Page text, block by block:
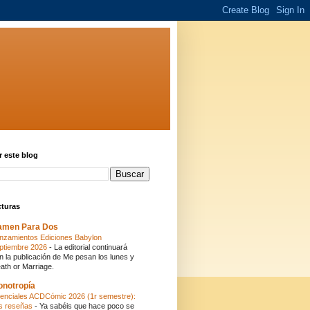
este blog
Para Dos
Ediciones Babylon
2026 - La editorial continuará
la publicación de Me pesan los lunes y
or Marriage.
ACDCómic 2026 (1r semestre):
reseñas - Ya sabéis que hace poco se